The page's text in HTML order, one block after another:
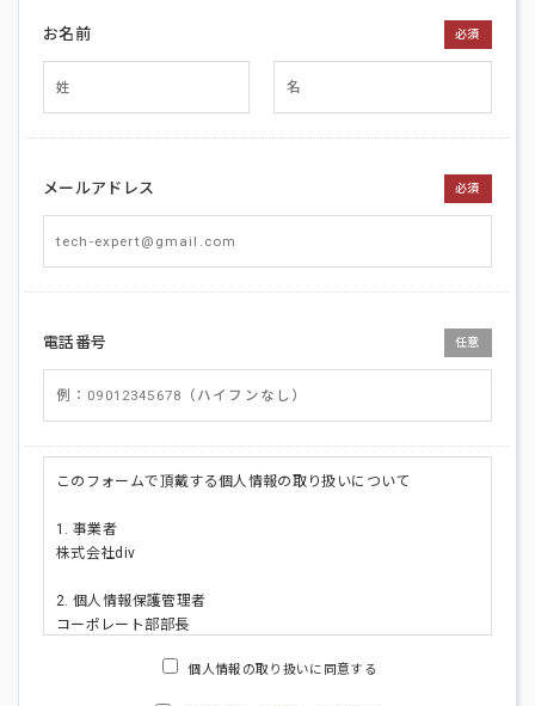
お名前 必須
メールアドレス 必須
電話番号 任意
このフォームで頂戴する個人情報の取り扱いについて
1. 事業者
株式会社div
2. 個人情報保護管理者
コーポレート部部長
個人情報の取り扱いに同意する